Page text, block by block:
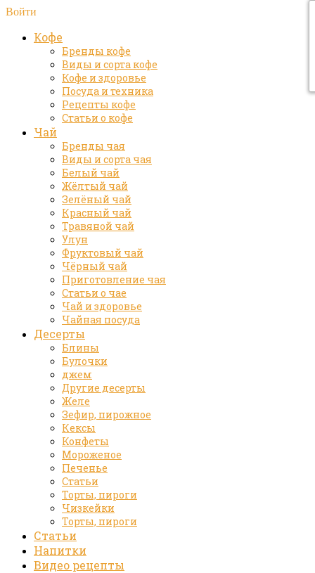
Войти
Кофе
Бренды кофе
Виды и сорта кофе
Кофе и здоровье
Посуда и техника
Рецепты кофе
Статьи о кофе
Чай
Бренды чая
Виды и сорта чая
Белый чай
Жёлтый чай
Зелёный чай
Красный чай
Травяной чай
Улун
Фруктовый чай
Чёрный чай
Приготовление чая
Статьи о чае
Чай и здоровье
Чайная посуда
Десерты
Блины
Булочки
джем
Другие десерты
Желе
Зефир, пирожное
Кексы
Конфеты
Мороженое
Печенье
Статьи
Торты, пироги
Чизкейки
Торты, пироги
Статьи
Напитки
Видео рецепты